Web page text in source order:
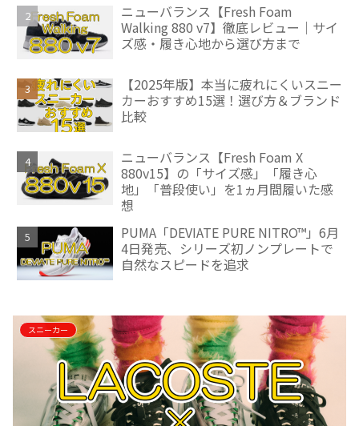
ニューバランス【Fresh Foam
Walking 880 v7】徹底レビュー｜サイ
ズ感・履き心地から選び方まで
【2025年版】本当に疲れにくいスニー
カーおすすめ15選！選び方＆ブランド
比較
ニューバランス【Fresh Foam X
880v15】の「サイズ感」「履き心
地」「普段使い」を1ヵ月間履いた感
想
PUMA「DEVIATE PURE NITRO™」6月
4日発売、シリーズ初ノンプレートで
自然なスピードを追求
スニーカー